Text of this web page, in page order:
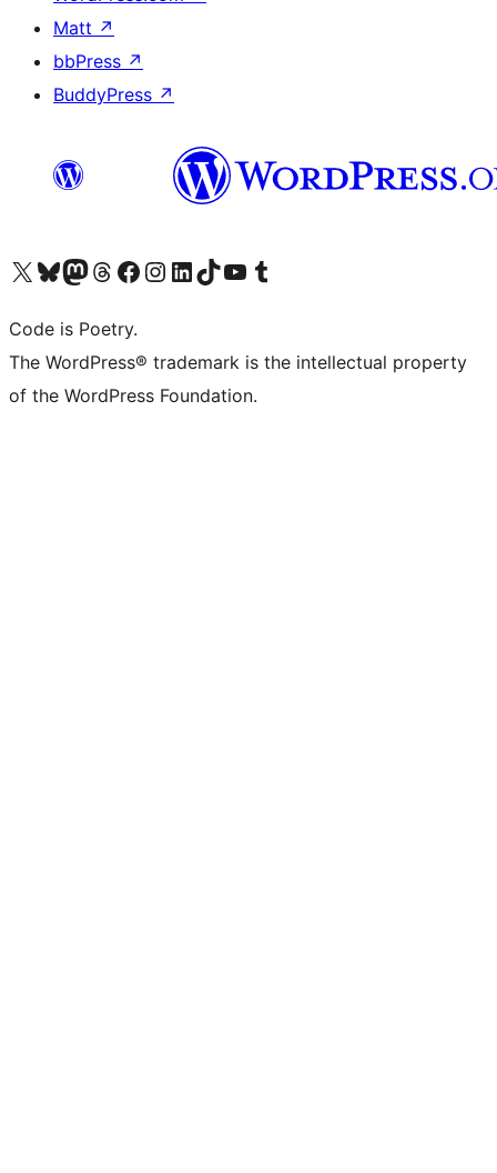
Matt ↗
bbPress ↗
BuddyPress ↗
ຢ້ຽມຊົມບັນຊີ X (ຊື່ເກົ່າ Twitter) ຂອງພວກເຮົາຢ້ຽມຊົມບັນຊີ Bluesky ຂອງພວກເຮົາຢ້ຽມຊົມບັນຊີ Mastodon ຂອງພວກເຮົາຢ້ຽມຊົມບັນຊີ Threads ຂອງພວກເຮົາຢ້ຽມຊົມໜ້າ Facebook ຂອງພວກເຮົາຢ້ຽມຊົມບັນຊີ Instagram ຂອງພວກເຮົາຢ້ຽມຊົມບັນຊີ LinkedIn ຂອງພວກເຮົາຢ້ຽມຊົມບັນຊີ TikTok ຂອງພວກເຮົາຢ້ຽມຊົມຊ່ອງ YouTube ຂອງພວກເຮົາຢ້ຽມຊົມບັນຊີ Tumblr ຂອງພວກເຮົາ
Code is Poetry.
The WordPress® trademark is the intellectual property
of the WordPress Foundation.